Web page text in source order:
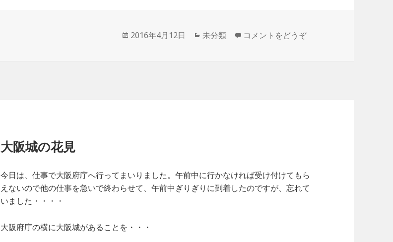
投
2016年4月12日
カ
未分類 コメントをどうぞ
大阪城の花見
今日は、仕事で大阪府庁へ行ってまいりました。午前中に行かなければ受け付けてもら
えないので他の仕事を急いで終わらせて、午前中ぎりぎりに到着したのですが、忘れて
いました・・・・
大阪府庁の横に大阪城があることを・・・